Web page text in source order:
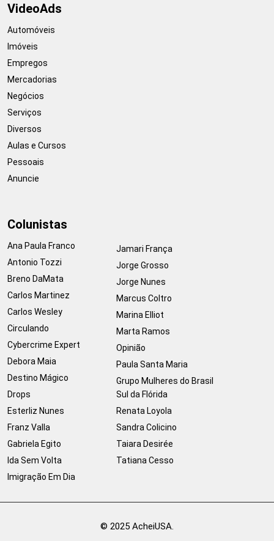
VideoAds
Automóveis
Imóveis
Empregos
Mercadorias
Negócios
Serviços
Diversos
Aulas e Cursos
Pessoais
Anuncie
Colunistas
Ana Paula Franco
Antonio Tozzi
Breno DaMata
Carlos Martinez
Carlos Wesley
Circulando
Cybercrime Expert
Debora Maia
Destino Mágico
Drops
Esterliz Nunes
Franz Valla
Gabriela Egito
Ida Sem Volta
Imigração Em Dia
Jamari França
Jorge Grosso
Jorge Nunes
Marcus Coltro
Marina Elliot
Marta Ramos
Opinião
Paula Santa Maria
Grupo Mulheres do Brasil
Sul da Flórida
Renata Loyola
Sandra Colicino
Taiara Desirée
Tatiana Cesso
© 2025 AcheiUSA.